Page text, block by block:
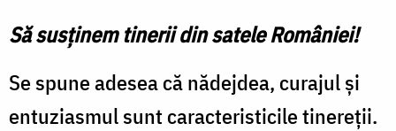
Să susținem tinerii din satele României!
Se spune adesea că nădejdea, curajul și
entuziasmul sunt caracteristicile tinereții.